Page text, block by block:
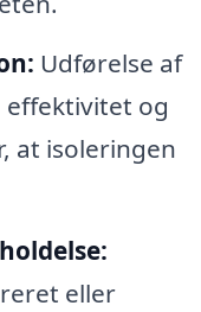
Udførelse af
og
at isoleringen
eller